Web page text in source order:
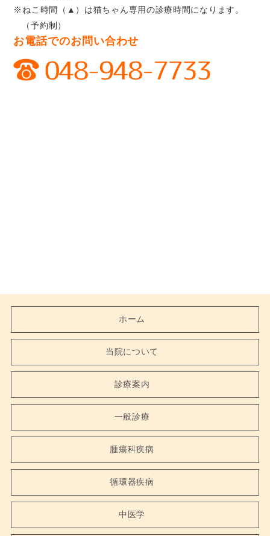
※ねこ時間（▲）は猫ちゃん専用の診療時間になります。
（予約制）
お電話でのお問い合わせ
ホーム
当院について
診療案内
一般診療
腫瘍科疾病
循環器疾病
中医学